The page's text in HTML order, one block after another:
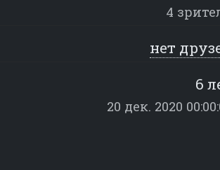
4
нет
6
20 дек. 2020